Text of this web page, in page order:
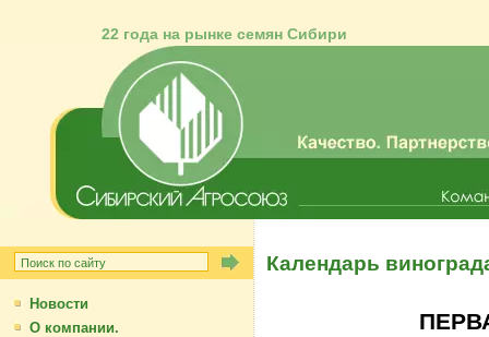
22 года на рынке семян Сибири
Новости
О компании.
Календарь